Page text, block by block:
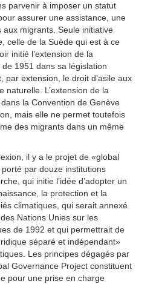
parvenir à imposer un statut
assurer une assistance, une
aux migrants. Seule initiative
celle de la Suède qui est à ce
initié l’extension de la
1951 dans sa législation
par extension, le droit d’asile aux
naturelle. L’extension de la
la Convention de Genève
mais elle ne permet toutefois
des migrants dans un même
il y a le projet de «global
par douze institutions
qui initie l’idée d’adopter un
la protection et la
climatiques, qui serait annexé
Nations Unies sur les
de 1992 et qui permettrait de
séparé et indépendant»
Les principes dégagés par
Governance Project constituent
pour une prise en charge